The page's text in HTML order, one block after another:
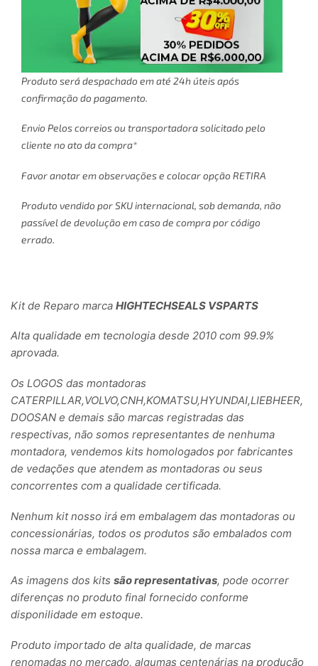
Produto será despachado em até 24h úteis após
confirmação do pagamento.
Envio Pelos correios ou transportadora solicitado pelo
cliente no ato da compra*
Favor anotar em observações e colocar opção RETIRA
Produto vendido por SKU internacional, sob demanda, não
passível de devolução em caso de compra por código
errado.
Kit de Reparo marca HIGHTECHSEALS VSPARTS
Alta qualidade em tecnologia desde 2010 com 99.9%
aprovada.
Os LOGOS das montadoras
CATERPILLAR,VOLVO,CNH,KOMATSU,HYUNDAI,LIEBHEER,
DOOSAN e demais são marcas registradas das
respectivas, não somos representantes de nenhuma
montadora, vendemos kits homologados por fabricantes
de vedações que atendem as montadoras ou seus
concorrentes com a qualidade certificada.
Nenhum kit nosso irá em embalagem das montadoras ou
concessionárias, todos os produtos são embalados com
nossa marca e embalagem.
As imagens dos kits são representativas, pode ocorrer
diferenças no produto final fornecido conforme
disponilidade em estoque.
Produto importado de alta qualidade, de marcas
renomadas no mercado, algumas centenárias na produção